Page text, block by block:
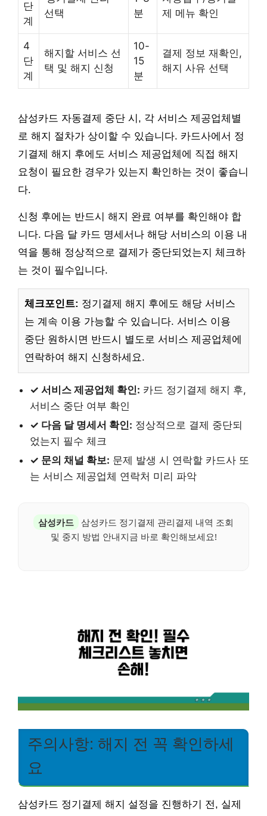
단
계
선택
분
제 메뉴 확인
4
단
계
해지할 서비스 선
택 및 해지 신청
10-
15
분
결제 정보 재확인,
해지 사유 선택
삼성카드 자동결제 중단 시, 각 서비스 제공업체별
로 해지 절차가 상이할 수 있습니다. 카드사에서 정
기결제 해지 후에도 서비스 제공업체에 직접 해지
요청이 필요한 경우가 있는지 확인하는 것이 좋습니
다.
신청 후에는 반드시 해지 완료 여부를 확인해야 합
니다. 다음 달 카드 명세서나 해당 서비스의 이용 내
역을 통해 정상적으로 결제가 중단되었는지 체크하
는 것이 필수입니다.
체크포인트: 정기결제 해지 후에도 해당 서비스
는 계속 이용 가능할 수 있습니다. 서비스 이용
중단 원하시면 반드시 별도로 서비스 제공업체에
연락하여 해지 신청하세요.
✓ 서비스 제공업체 확인: 카드 정기결제 해지 후,
서비스 중단 여부 확인
✓ 다음 달 명세서 확인: 정상적으로 결제 중단되
었는지 필수 체크
✓ 문의 채널 확보: 문제 발생 시 연락할 카드사 또
는 서비스 제공업체 연락처 미리 파악
삼성카드 삼성카드 정기결제 관리결제 내역 조회
및 중지 방법 안내지금 바로 확인해보세요!
주의사항: 해지 전 꼭 확인하세
요
삼성카드 정기결제 해지 설정을 진행하기 전, 실제